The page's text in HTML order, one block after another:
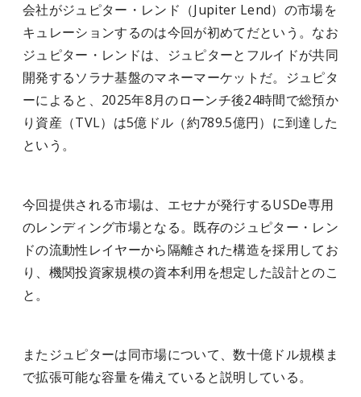
会社がジュピター・レンド（Jupiter Lend）の市場を
キュレーションするのは今回が初めてだという。なお
ジュピター・レンドは、ジュピターとフルイドが共同
開発するソラナ基盤のマネーマーケットだ。ジュピタ
ーによると、2025年8月のローンチ後24時間で総預か
り資産（TVL）は5億ドル（約789.5億円）に到達した
という。
今回提供される市場は、エセナが発行するUSDe専用
のレンディング市場となる。既存のジュピター・レン
ドの流動性レイヤーから隔離された構造を採用してお
り、機関投資家規模の資本利用を想定した設計とのこ
と。
またジュピターは同市場について、数十億ドル規模ま
で拡張可能な容量を備えていると説明している。